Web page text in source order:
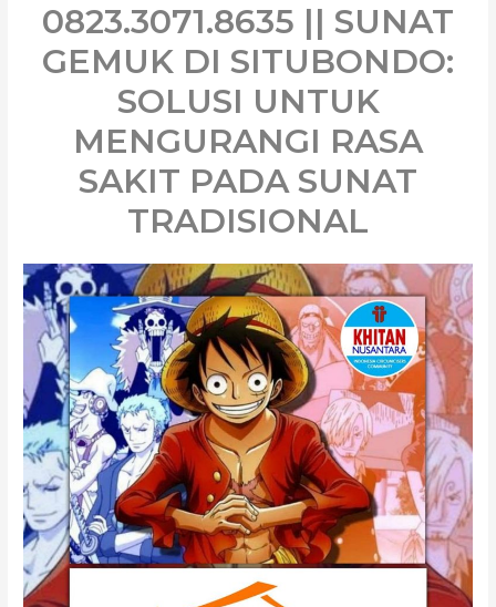
0823.3071.8635 || SUNAT
GEMUK DI SITUBONDO:
SOLUSI UNTUK
MENGURANGI RASA
SAKIT PADA SUNAT
TRADISIONAL